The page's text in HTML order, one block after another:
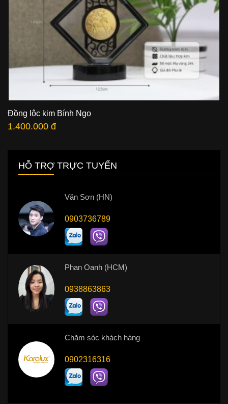
Đồng lộc kim Bính Ngọ
1.400.000 đ
HỖ TRỢ TRỰC TUYẾN
Văn Sơn (HN)
0903736789
Phan Oanh (HCM)
0938863863
Chăm sóc khách hàng
0902316316